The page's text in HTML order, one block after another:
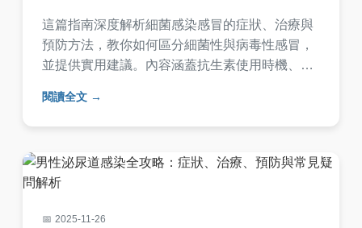
這篇指南深度解析細菌感染感冒的症狀、治療與
預防方法，教你如何區分細菌性與病毒性感冒，
並提供實用建議。內容涵蓋抗生素使用時機、家
閱讀全文
2025-11-26